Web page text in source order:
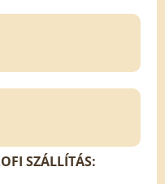
SZÁLLÍTÁS: